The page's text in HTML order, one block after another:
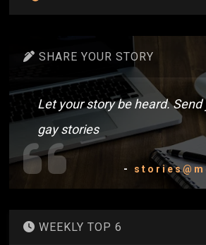
SHARE YOUR STORY
Let your story be heard. Send
gay stories
-
WEEKLY TOP 6